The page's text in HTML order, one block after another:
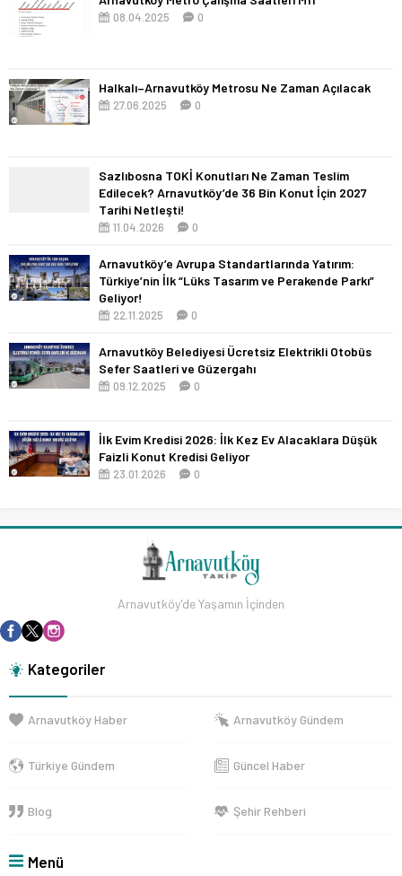
08.04.2025 0
Halkalı–Arnavutköy Metrosu Ne Zaman Açılacak
27.06.2025 0
Sazlıbosna TOKİ Konutları Ne Zaman Teslim
Edilecek? Arnavutköy’de 36 Bin Konut İçin 2027
Tarihi Netleşti!
11.04.2026 0
Arnavutköy’e Avrupa Standartlarında Yatırım:
Türkiye’nin İlk “Lüks Tasarım ve Perakende Parkı”
Geliyor!
22.11.2025 0
Arnavutköy Belediyesi Ücretsiz Elektrikli Otobüs
Sefer Saatleri ve Güzergahı
09.12.2025 0
İlk Evim Kredisi 2026: İlk Kez Ev Alacaklara Düşük
Faizli Konut Kredisi Geliyor
23.01.2026 0
Arnavutköy'de Yaşamın İçinden
Kategoriler
Arnavutköy Haber Arnavutköy Gündem
Türkiye Gündem Güncel Haber
Blog Şehir Rehberi
Menü